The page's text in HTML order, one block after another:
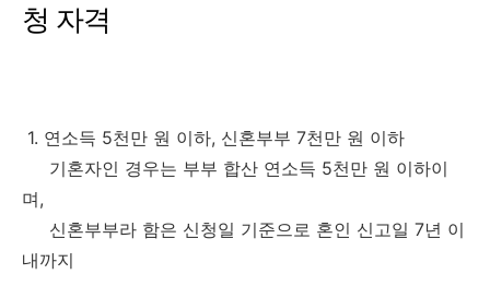
청 자격
1. 연소득 5천만 원 이하, 신혼부부 7천만 원 이하
기혼자인 경우는 부부 합산 연소득 5천만 원 이하이
며,
신혼부부라 함은 신청일 기준으로 혼인 신고일 7년 이
내까지